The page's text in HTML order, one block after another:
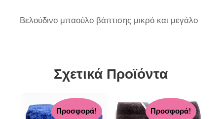
Βελούδινο μπαούλο βάπτισης μικρό και μεγάλο
Σχετικά Προϊόντα
Προσφορά! Προσφορά!